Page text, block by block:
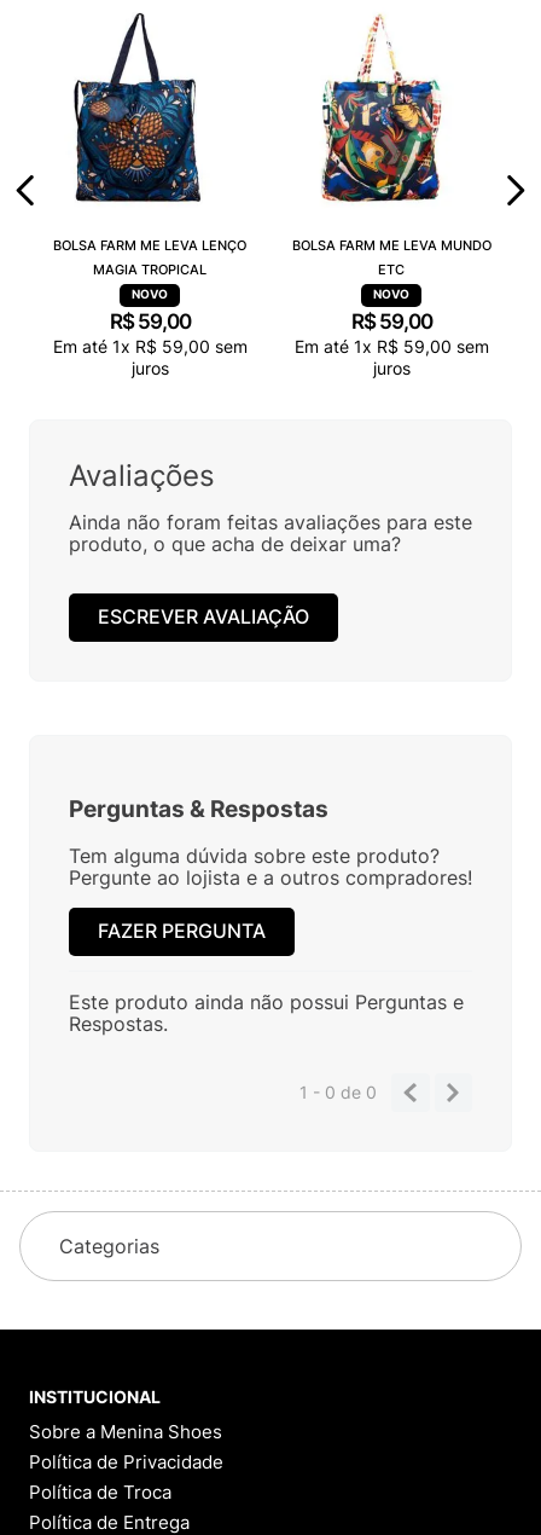
BOLSA FARM ME LEVA LENÇO
MAGIA TROPICAL
R$ 59,00
Em até 1x R$ 59,00 sem
juros
BOLSA FARM ME LEVA MUNDO
ETC
R$ 59,00
Em até 1x R$ 59,00 sem
juros
Avaliações
Ainda não foram feitas avaliações para este
produto, o que acha de deixar uma?
ESCREVER AVALIAÇÃO
Perguntas & Respostas
Tem alguma dúvida sobre este produto?
Pergunte ao lojista e a outros compradores!
FAZER PERGUNTA
Este produto ainda não possui Perguntas e
Respostas.
1 - 0de 0
Categorias
INSTITUCIONAL
Sobre a Menina Shoes
Política de Privacidade
Política de Troca
Política de Entrega